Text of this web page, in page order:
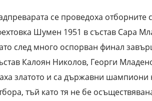
се проведоха
Шумен 1951 в състав Сара
след много оспорван финал
Калоян Николов, Георги
златото и са държавни
тъй като тя не бе